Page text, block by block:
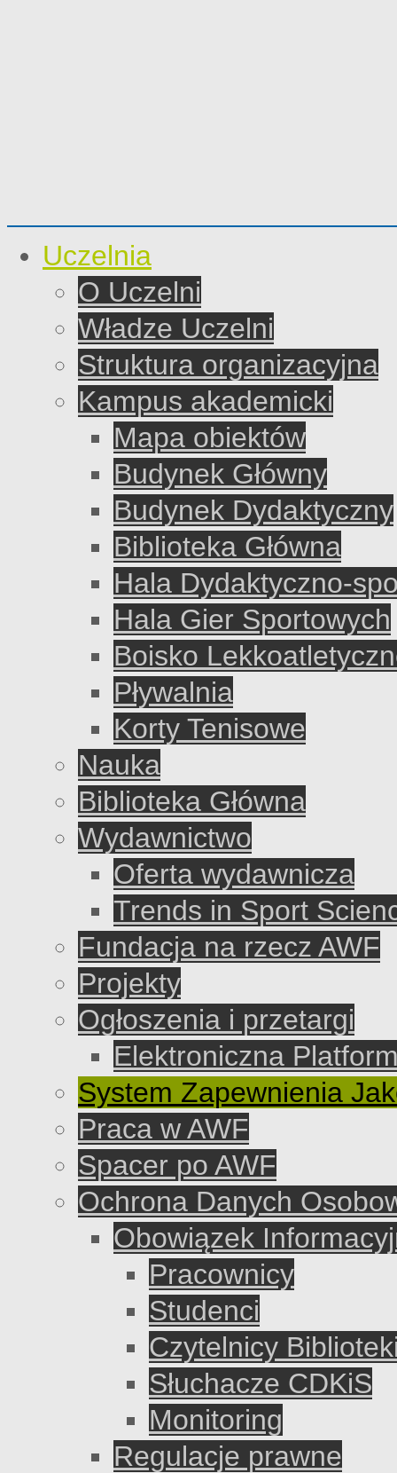
Uczelnia
O Uczelni
Władze Uczelni
Struktura organizacyjna
Kampus akademicki
Mapa obiektów
Budynek Główny
Budynek Dydaktyczny
Biblioteka Główna
Hala Dydaktyczno-
Hala Gier Sportowych
Boisko
Pływalnia
Korty Tenisowe
Nauka
Biblioteka Główna
Wydawnictwo
Oferta wydawnicza
Trends in Sport
Fundacja na rzecz AWF
Projekty
Ogłoszenia i przetargi
Elektroniczna
System Zapewnienia
Praca w AWF
Spacer po AWF
Ochrona Danych
Obowiązek
Pracownicy
Studenci
Czytelnicy
Słuchacze CDKiS
Monitoring
Regulacje prawne